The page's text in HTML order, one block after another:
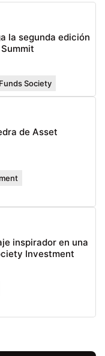
la segunda edición
Funds Society
de Asset
inspirador en una
Investment